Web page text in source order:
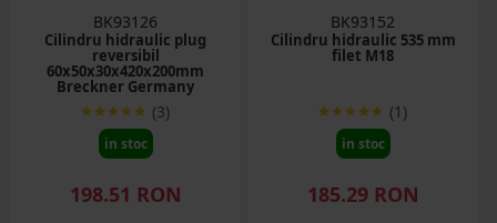
BK93126
Cilindru hidraulic plug
reversibil
60x50x30x420x200mm
Breckner Germany
(3)
in stoc
198.51 RON
BK93152
Cilindru hidraulic 535 mm
filet M18
(1)
in stoc
185.29 RON